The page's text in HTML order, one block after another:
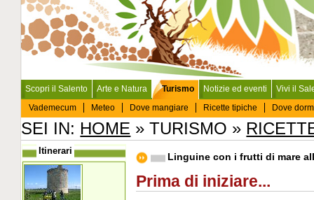
Scopri il Salento Arte e Natura
Turismo
Vademecum
Meteo Dove mangiare Ricette tipiche Dove
Notizie ed eventi Vivi il
SEI IN: HOME » TURISMO »
Linguine con i frutti di mare
Prima di iniziare...
Itinerari